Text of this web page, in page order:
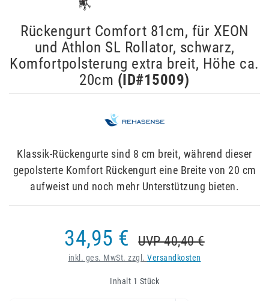
Rückengurt Comfort 81cm, für XEON
und Athlon SL Rollator, schwarz,
Komfortpolsterung extra breit, Höhe ca.
20cm (ID#15009)
Klassik-Rückengurte sind 8 cm breit, während dieser
gepolsterte Komfort Rückengurt eine Breite von 20 cm
aufweist und noch mehr Unterstützung bieten.
34,95 € UVP 40,40 €
inkl. ges. MwSt. zzgl. Versandkosten
Inhalt 1 Stück